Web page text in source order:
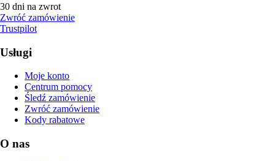
30 dni na zwrot
Zwróć zamówienie
Trustpilot
Usługi
Moje konto
Centrum pomocy
Śledź zamówienie
Zwróć zamówienie
Kody rabatowe
O nas